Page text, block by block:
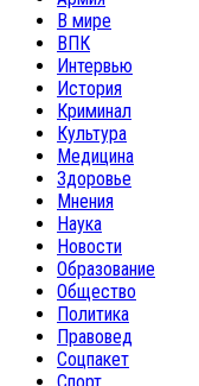
В мире
ВПК
Интервью
История
Криминал
Культура
Медицина
Здоровье
Мнения
Наука
Новости
Образование
Общество
Политика
Правовед
Соцпакет